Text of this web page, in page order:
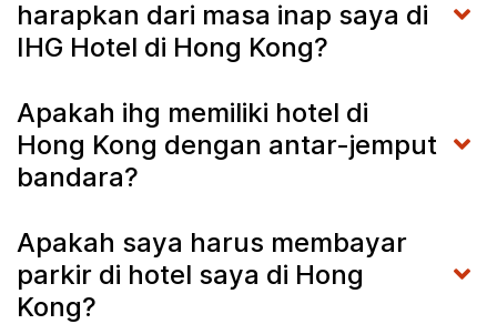
harapkan dari masa inap saya di
IHG Hotel di Hong Kong?
Apakah ihg memiliki hotel di
Hong Kong dengan antar-jemput
bandara?
Apakah saya harus membayar
parkir di hotel saya di Hong
Kong?